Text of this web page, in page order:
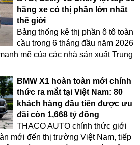
tính năng
hương thơm
trong xe
mới"
hãng xe có thị phần lớn nhất
thế giới
Bảng thống kê thị phần ô tô toàn
cầu trong 6 tháng đầu năm 2026
mẽ của các nhà sản xuất Trung
BMW X1 hoàn toàn mới chính
thức ra mắt tại Việt Nam: 80
khách hàng đầu tiên được ưu
đãi còn 1,668 tỷ đồng
THACO AUTO chính thức giới
mới đến thị trường Việt Nam, tiếp